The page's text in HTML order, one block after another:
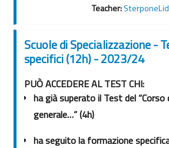
Teacher:
Scuole di Specializzazione -
specifici (12h) - 2023/24
PUÒ ACCEDERE AL TEST CHI:
ha già superato il Test del “Corso
generale…” (4h)
ha seguito la formazione